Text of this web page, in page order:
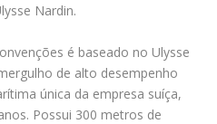
Nardin.
é baseado no Ulysse
de alto desempenho
única da empresa suíça,
Possui 300 metros de